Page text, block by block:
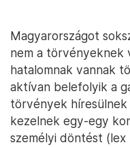
Magyarországot
nem a törvényeknek
hatalomnak vannak
aktívan belefolyik a
törvények
kezelnek egy-egy
személyi döntést (lex